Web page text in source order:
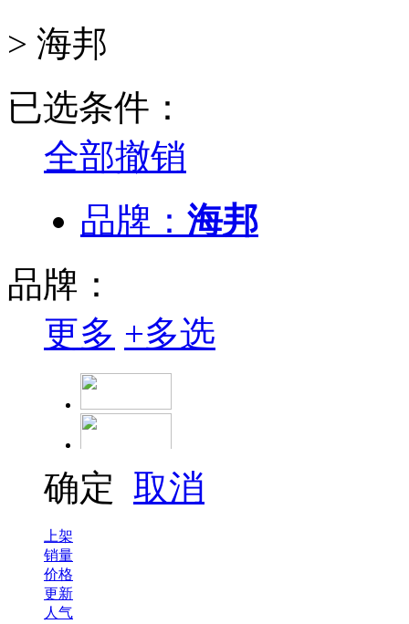
> 海邦
已选条件：
全部撤销
品牌： 海邦
品牌：
更多 +多选
富韬
确定 取消
上架
销量
价格
更新
人气